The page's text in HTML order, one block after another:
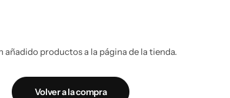
añadido productos a la página de la tienda.
Volver a la compra